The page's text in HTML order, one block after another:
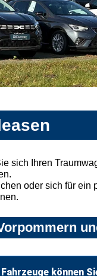
sich Ihren
oder sich für ein
können